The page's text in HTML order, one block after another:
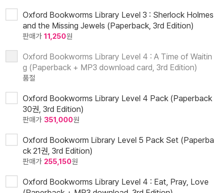
Oxford Bookworms Library Level 3 : Sherlock Holmes
and the Missing Jewels (Paperback, 3rd Edition)
판매가 11,250원
Oxford Bookworms Library Level 4 : A Time of Waitin
g (Paperback + MP3 download card, 3rd Edition)
품절
Oxford Bookworms Library Level 4 Pack (Paperback
30권, 3rd Edition)
판매가 351,000원
Oxford Bookworm Library Level 5 Pack Set (Paperba
ck 21권, 3rd Edition)
판매가 255,150원
Oxford Bookworms Library Level 4 : Eat, Pray, Love